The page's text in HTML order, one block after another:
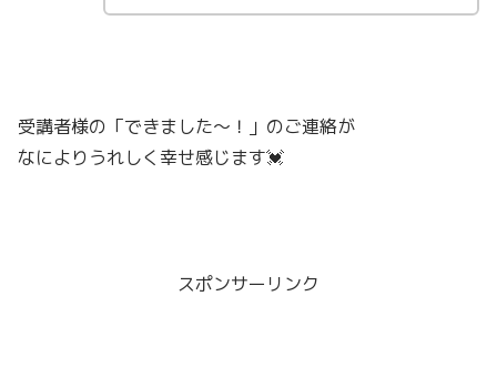
受講者様の「できました～！」のご連絡が
なによりうれしく幸せ感じます💓
スポンサーリンク